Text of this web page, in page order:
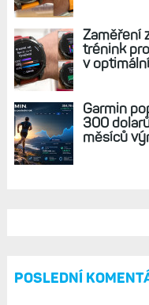
Zaměření
trénink
v
Garmin
300
měsíců
POSLEDNÍ